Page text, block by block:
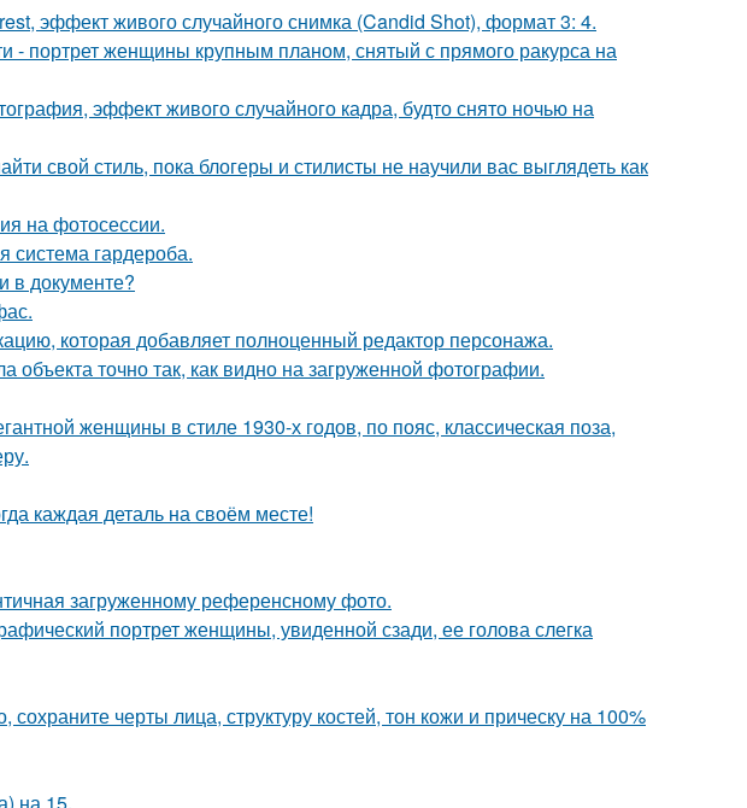
эффект живого случайного снимка (Candid Shot), формат 3: 4.
портрет женщины крупным планом, снятый с прямого ракурса на
эффект живого случайного кадра, будто снято ночью на
свой стиль, пока блогеры и стилисты не научили вас выглядеть как
на фотосессии.
гардероба.
в документе?
которая добавляет полноценный редактор персонажа.
точно так, как видно на загруженной фотографии.
женщины в стиле 1930-х годов, по пояс, классическая поза,
каждая деталь на своём месте!
загруженному референсному фото.
портрет женщины, увиденной сзади, ее голова слегка
черты лица, структуру костей, тон кожи и прическу на 100%